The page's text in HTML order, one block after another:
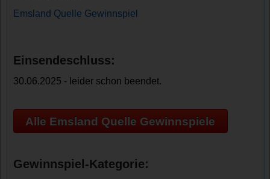
Emsland Quelle Gewinnspiel
Einsendeschluss:
30.06.2025 - leider schon beendet.
Alle Emsland Quelle Gewinnspiele
Gewinnspiel-Kategorie: